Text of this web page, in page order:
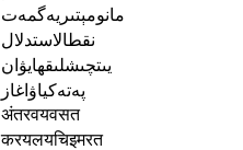
مانومېتىريەگمەت
نقطالاستدلال
يىتچىشلىقھايۋان
پەتەكياۋاغاز
अंतरवयवसत
करयलयचिइमरत